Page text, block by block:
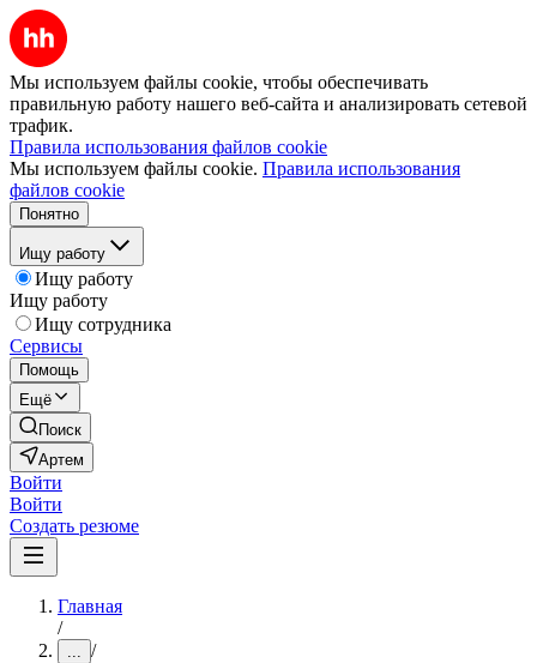
Мы используем файлы cookie, чтобы обеспечивать
правильную работу нашего веб-сайта и анализировать сетевой
трафик.
Правила использования файлов cookie
Мы используем файлы cookie. Правила использования
файлов cookie
Понятно
Ищу работу
Ищу работу
Ищу работу
Ищу сотрудника
Сервисы
Помощь
Ещё
Поиск
Артем
Войти
Войти
Создать резюме
Главная
/
... /